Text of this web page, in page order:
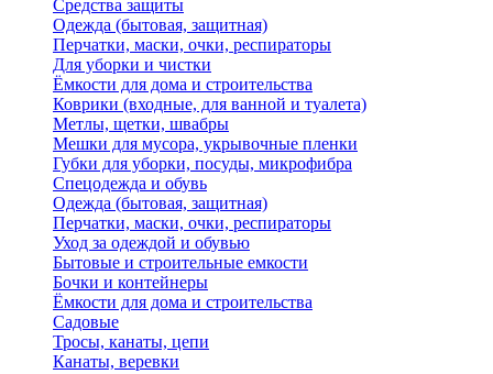
Средства защиты
Одежда (бытовая, защитная)
Перчатки, маски, очки, респираторы
Для уборки и чистки
Ёмкости для дома и строительства
Коврики (входные, для ванной и туалета)
Метлы, щетки, швабры
Мешки для мусора, укрывочные пленки
Губки для уборки, посуды, микрофибра
Спецодежда и обувь
Одежда (бытовая, защитная)
Перчатки, маски, очки, респираторы
Уход за одеждой и обувью
Бытовые и строительные емкости
Бочки и контейнеры
Ёмкости для дома и строительства
Садовые
Тросы, канаты, цепи
Канаты, веревки